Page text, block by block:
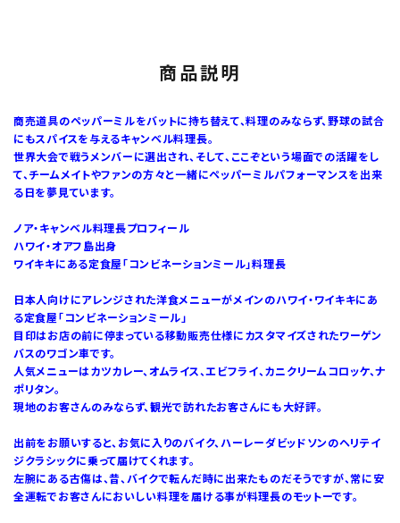
商品説明
商売道具のペッパーミルをバットに持ち替えて、料理のみならず、野球の試合
にもスパイスを与えるキャンベル料理長。
世界大会で戦うメンバーに選出され、そして、ここぞという場面での活躍をし
て、チームメイトやファンの方々と一緒にペッパーミルパフォーマンスを出来
る日を夢見ています。
ノア・キャンベル料理長プロフィール
ハワイ・オアフ島出身
ワイキキにある定食屋「コンビネーションミール」料理長
日本人向けにアレンジされた洋食メニューがメインのハワイ・ワイキキにあ
る定食屋「コンビネーションミール」
目印はお店の前に停まっている移動販売仕様にカスタマイズされたワーゲン
バスのワゴン車です。
人気メニューはカツカレー、オムライス、エビフライ、カニクリームコロッケ、ナ
ポリタン。
現地のお客さんのみならず、観光で訪れたお客さんにも大好評。
出前をお願いすると、お気に入りのバイク、ハーレーダビッドソンのヘリテイ
ジクラシックに乗って届けてくれます。
左腕にある古傷は、昔、バイクで転んだ時に出来たものだそうですが、常に安
全運転でお客さんにおいしい料理を届ける事が料理長のモットーです。